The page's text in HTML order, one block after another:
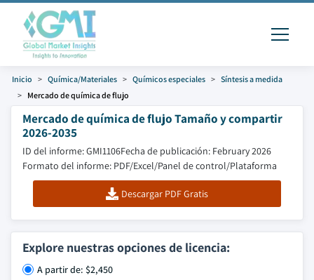
Inicio Química/Materiales Químicos especiales
Síntesis a medida
Mercado de química de flujo
Mercado de química de flujo Tamaño y compartir
2026-2035
ID del informe: GMI1106Fecha de publicación: February 2026
Formato del informe: PDF/Excel/Panel de control/Plataforma
Descargar PDF Gratis
Explore nuestras opciones de licencia:
A partir de: $2,450